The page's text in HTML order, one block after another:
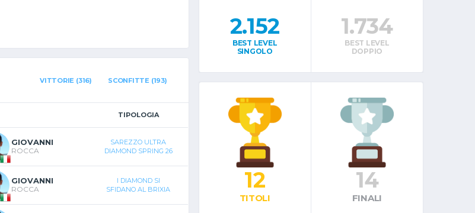
VITTORIE (316) SCONFITTE (193)
TIPOLOGIA
GIOVANNI
ROCCA
SAREZZO ULTRA
DIAMOND SPRING 26
GIOVANNI
ROCCA
I DIAMOND SI
SFIDANO AL BRIXIA
2.152
BEST LEVEL
SINGOLO
1.734
BEST LEVEL
DOPPIO
12
TITOLI
14
FINALI